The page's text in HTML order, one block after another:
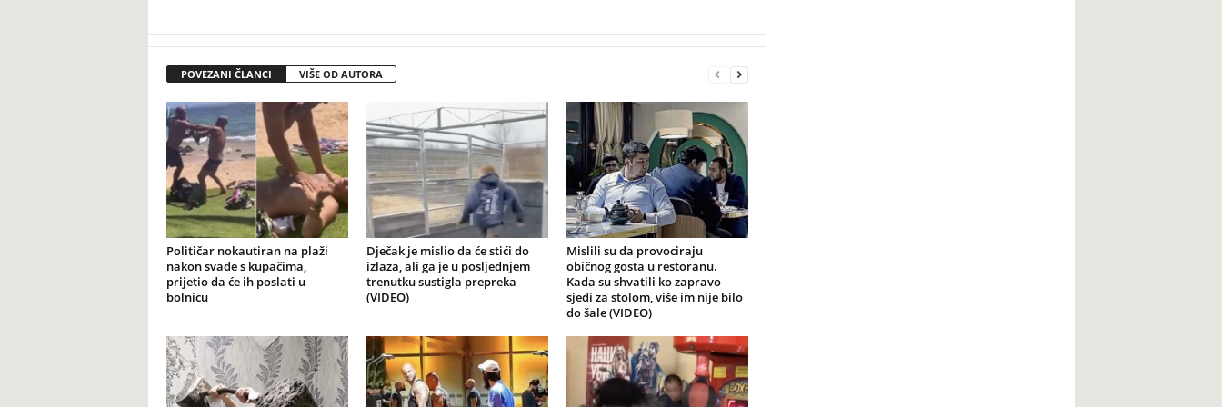
POVEZANI ČLANCI VIŠE OD AUTORA
Političar nokautiran na plaži
nakon svađe s kupačima,
prijetio da će ih poslati u
bolnicu
Dječak je mislio da će stići do
izlaza, ali ga je u posljednjem
trenutku sustigla prepreka
(VIDEO)
Mislili su da provociraju
običnog gosta u restoranu.
Kada su shvatili ko zapravo
sjedi za stolom, više im nije bilo
do šale (VIDEO)